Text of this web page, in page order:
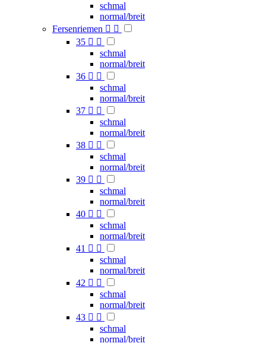
schmal
normal/breit
Fersenriemen  
35  
schmal
normal/breit
36  
schmal
normal/breit
37  
schmal
normal/breit
38  
schmal
normal/breit
39  
schmal
normal/breit
40  
schmal
normal/breit
41  
schmal
normal/breit
42  
schmal
normal/breit
43  
schmal
normal/breit